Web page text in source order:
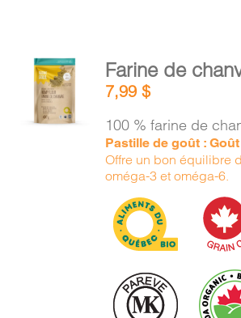
AJOUTER
AU
PANIER
/
Farine de
7,99$
100 % farine de
Pastille de goût :
Offre un bon équilibre
oméga-3 et oméga-6.